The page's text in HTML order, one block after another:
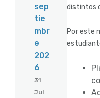
sep
tie
mbr
e
202
6
31
Jul
distintos
Por este